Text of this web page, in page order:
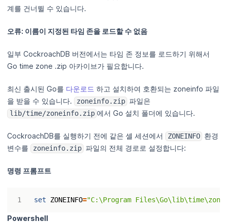
계를 건너뛸 수 있습니다.
오류: 이름이 지정된 타임 존을 로드할 수 없음
일부 CockroachDB 버전에서는 타임 존 정보를 로드하기 위해서
Go time zone .zip 아카이브가 필요합니다.
최신 출시된 Go를 다운로드 하고 설치하여 호환되는 zoneinfo 파일
을 받을 수 있습니다.
zoneinfo.zip 파일은
lib/time/zoneinfo.zip 에서 Go 설치 폴더에 있습니다.
CockroachDB를 실행하기 전에 같은 셸 세션에서 ZONEINFO 환경
변수를
zoneinfo.zip 파일의 전체 경로로 설정합니다:
명령 프롬프트
set ZONEINFO="C:\Program
Powershell